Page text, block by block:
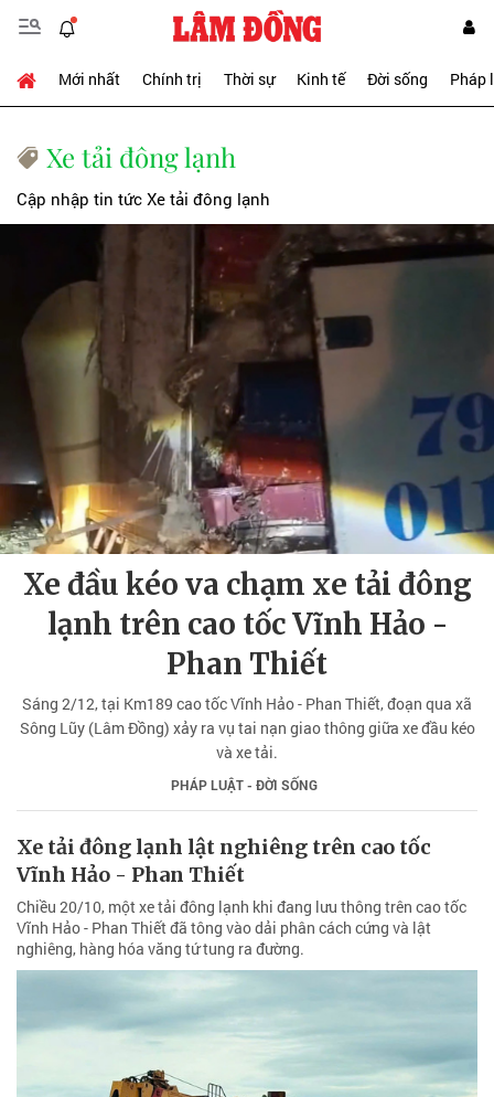
Mới nhất Chính trị Thời sự Kinh tế Đời sống Pháp
Xe tải đông lạnh
Cập nhập tin tức Xe tải đông lạnh
Xe đầu kéo va chạm xe tải đông
lạnh trên cao tốc Vĩnh Hảo -
Phan Thiết
Sáng 2/12, tại Km189 cao tốc Vĩnh Hảo - Phan Thiết, đoạn qua xã
Sông Lũy (Lâm Đồng) xảy ra vụ tai nạn giao thông giữa xe đầu kéo
và xe tải.
PHÁP LUẬT - ĐỜI SỐNG
Xe tải đông lạnh lật nghiêng trên cao tốc
Vĩnh Hảo - Phan Thiết
Chiều 20/10, một xe tải đông lạnh khi đang lưu thông trên cao tốc
Vĩnh Hảo - Phan Thiết đã tông vào dải phân cách cứng và lật
nghiêng, hàng hóa văng tứ tung ra đường.